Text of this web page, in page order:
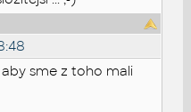
sme z toho mali